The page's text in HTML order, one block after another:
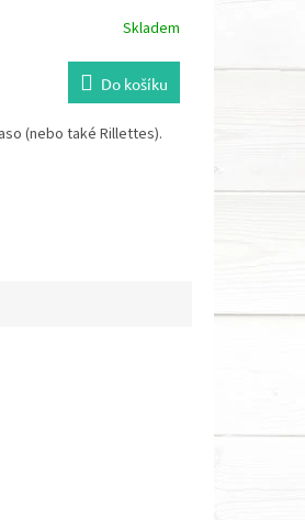
Skladem
Do košíku
(nebo také Rillettes).